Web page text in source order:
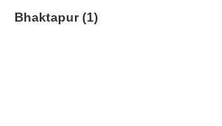
Bhaktapur (1)